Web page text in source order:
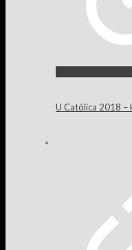
U Católica 2018 –